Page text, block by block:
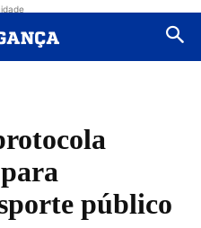
público